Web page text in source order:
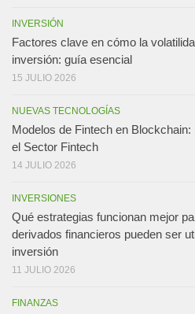
INVERSIÓN
Factores clave en cómo la
inversión: guía esencial
15 JULIO 2026
NUEVAS TECNOLOGÍAS
Modelos de Fintech en
el Sector Fintech
14 JULIO 2026
INVERSIONES
Qué estrategias funcionan mejor
derivados financieros pueden ser
inversión
11 JULIO 2026
FINANZAS